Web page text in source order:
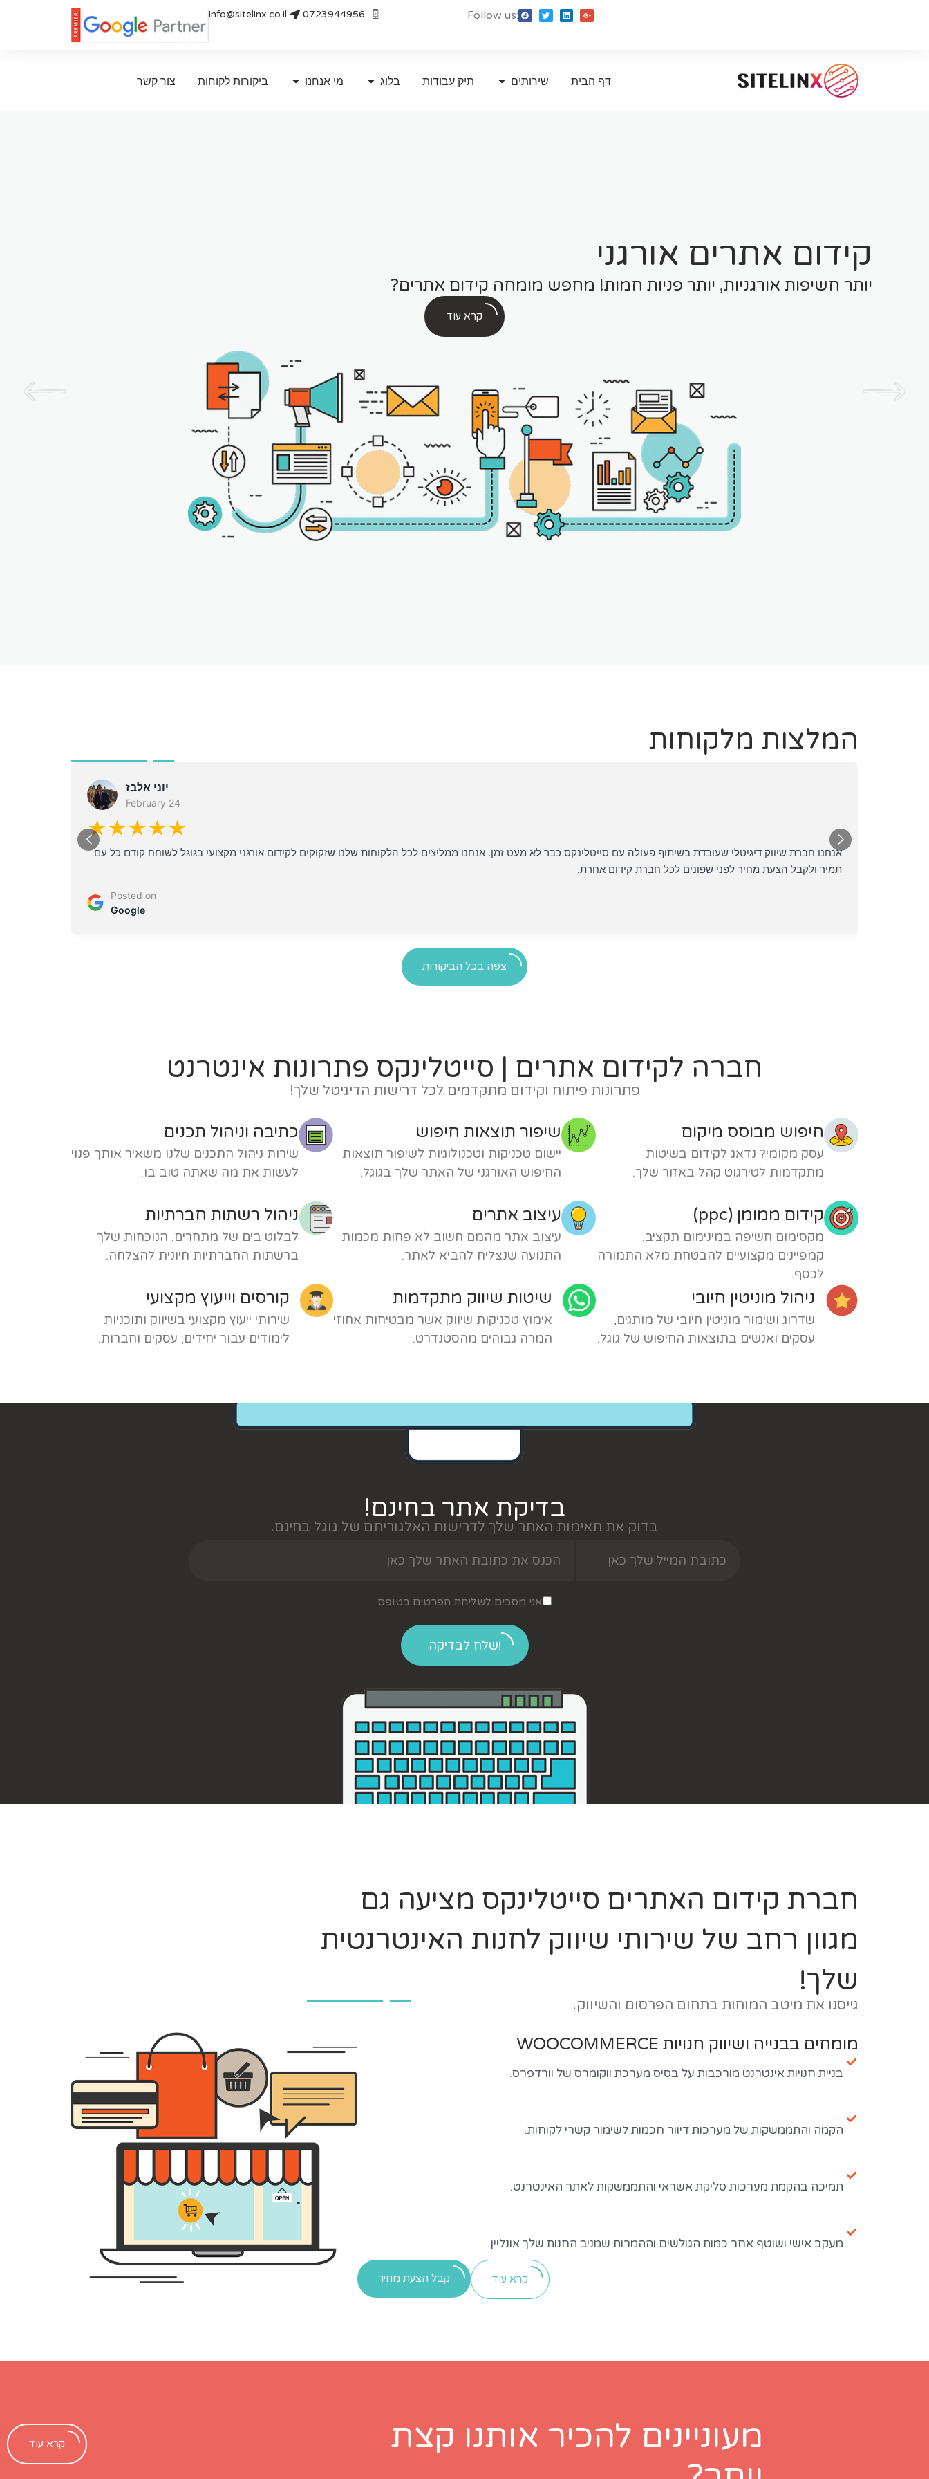
0723944956
info@sitelinx.co.il Follow us:
דף הבית שירותים תיק עבודות בלוג מי אנחנו ביקורות לקוחות צור קשר
קידום אתרים אורגני
יותר חשיפות אורגניות, יותר פניות חמות! מחפש מומחה קידום אתרים?
קרא עוד
המלצות מלקוחות
יוני אלבז
February 24
★★★★★
אנחנו חברת שיווק דיגיטלי שעובדת בשיתוף פעולה עם סייטלינקס כבר לא מעט זמן. אנחנו ממליצים לכל הלקוחות שלנו שזקוקים לקידום אורגני מקצועי בגוגל לשוחח קודם כל עם
תמיר ולקבל הצעת מחיר לפני שפונים לכל חברת קידום אחרת.
Posted on
Google
צפה בכל הביקורות
חברה לקידום אתרים | סייטלינקס פתרונות אינטרנט
פתרונות פיתוח וקידום מתקדמים לכל דרישות הדיגיטל שלך!
כתיבה וניהול תכנים
שירות ניהול התכנים שלנו משאיר אותך פנוי
לעשות את מה שאתה טוב בו.
שיפור תוצאות חיפוש
יישום טכניקות וטכנולוגיות לשיפור תוצאות
החיפוש האורגני של האתר שלך בגוגל.
חיפוש מבוסס מיקום
עסק מקומי? נדאג לקידום בשיטות
מתקדמות לטירגוט קהל באזור שלך.
ניהול רשתות חברתיות
לבלוט בים של מתחרים. הנוכחות שלך
ברשתות החברתיות חיונית להצלחה.
עיצוב אתרים
עיצוב אתר מהמם חשוב לא פחות מכמות
התנועה שנצליח להביא לאתר.
קידום ממומן (ppc)
מקסימום חשיפה במינימום תקציב.
קמפיינים מקצועיים להבטחת מלא התמורה
לכסף.
קורסים וייעוץ מקצועי
שירותי ייעוץ מקצועי בשיווק ותוכניות
לימודים עבור יחידים, עסקים וחברות.
שיטות שיווק מתקדמות
אימוץ טכניקות שיווק אשר מבטיחות אחוזי
המרה גבוהים מהסטנדרט.
ניהול מוניטין חיובי
שדרוג ושימור מוניטין חיובי של מותגים,
עסקים ואנשים בתוצאות החיפוש של גוגל.
בדיקת אתר בחינם!
בדוק את תאימות האתר שלך לדרישות האלגוריתם של גוגל בחינם.
אני מסכים לשליחת הפרטים בטופס
שלח לבדיקה!
חברת קידום האתרים סייטלינקס מציעה גם
מגוון רחב של שירותי שיווק לחנות האינטרנטית
שלך!
גייסנו את מיטב המוחות בתחום הפרסום והשיווק.
מומחים בבנייה ושיווק חנויות WOOCOMMERCE
בניית חנויות אינטרנט מורכבות על בסיס מערכת ווקומרס של וורדפרס.
הקמה והתממשקות של מערכות דיוור חכמות לשימור קשרי לקוחות.
תמיכה בהקמת מערכות סליקת אשראי והתממשקות לאתר האינטרנט.
מעקב אישי ושוטף אחר כמות הגולשים וההמרות שמניב החנות שלך אונליין.
קבל הצעת מחיר קרא עוד
קרא עוד
מעוניינים להכיר אותנו קצת